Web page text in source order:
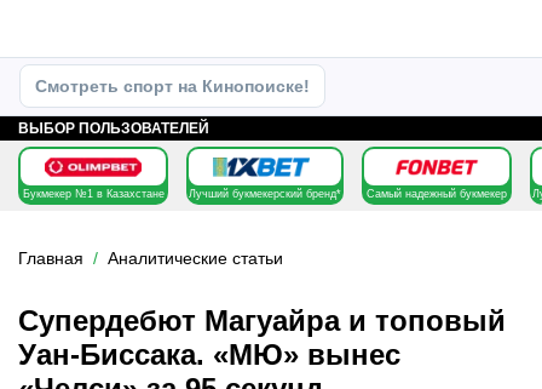
Смотреть спорт на Кинопоиске!
ВЫБОР ПОЛЬЗОВАТЕЛЕЙ
Букмекер №1 в Казахстане Лучший букмекерский бренд* Самый надежный букмекер
Главная Аналитические статьи
Супердебют Магуайра и топовый
Уан-Биссака. «МЮ» вынес